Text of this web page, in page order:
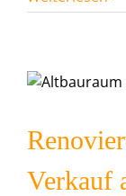
Verkauf